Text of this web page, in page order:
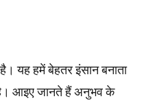
यह हमें बेहतर इंसान बनाता
है। आइए जानते हैं अनुभव के